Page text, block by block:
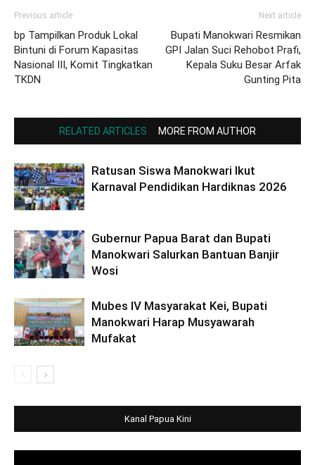
Previous article
bp Tampilkan Produk Lokal
Bintuni di Forum Kapasitas
Nasional III, Komit Tingkatkan
TKDN
Next article
Bupati Manokwari Resmikan
GPI Jalan Suci Rehobot Prafi,
Kepala Suku Besar Arfak
Gunting Pita
RELATED ARTICLES MORE FROM AUTHOR
Ratusan Siswa Manokwari Ikut
Karnaval Pendidikan Hardiknas 2026
Gubernur Papua Barat dan Bupati
Manokwari Salurkan Bantuan Banjir
Wosi
Mubes IV Masyarakat Kei, Bupati
Manokwari Harap Musyawarah
Mufakat
Kanal Papua Kini